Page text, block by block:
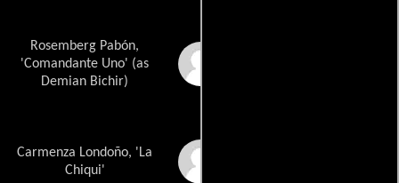
Rosemberg Pabón,
'Comandante Uno' (as
Demian Bichir)
Carmenza Londoño, 'La
Chiqui'